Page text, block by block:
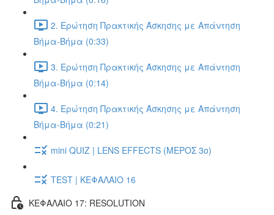
2. Ερώτηση Πρακτικής Άσκησης με Απάντηση
Βήμα-Βήμα (0:33)
3. Ερώτηση Πρακτικής Άσκησης με Απάντηση
Βήμα-Βήμα (0:14)
4. Ερώτηση Πρακτικής Άσκησης με Απάντηση
Βήμα-Βήμα (0:21)
mini QUIZ | LENS EFFECTS (ΜΕΡΟΣ 3o)
TEST | ΚΕΦΑΛΑΙΟ 16
ΚΕΦΑΛΑΙΟ 17: RESOLUTION